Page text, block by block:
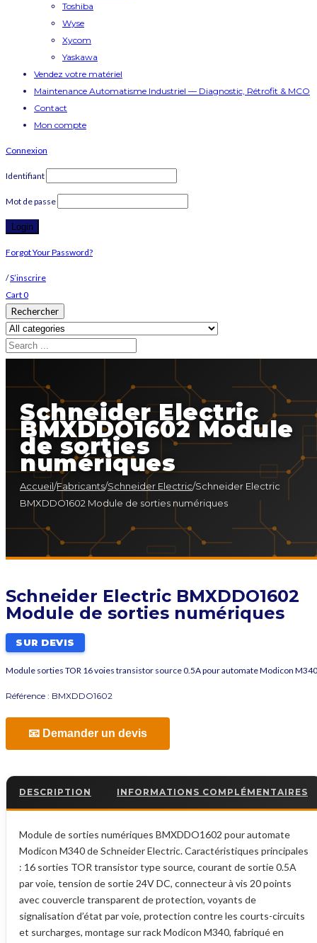
Toshiba
Wyse
Xycom
Yaskawa
Vendez votre matériel
Maintenance Automatisme Industriel — Diagnostic, Rétrofit & MCO
Contact
Mon compte
Connexion
Identifiant
Mot de passe
Forgot Your Password?
/S’inscrire
Cart0
Rechercher
Schneider Electric
BMXDDO1602 Module
de sorties
numériques
Accueil/Fabricants/Schneider Electric/Schneider Electric
BMXDDO1602 Module de sorties numériques
Schneider Electric BMXDDO1602
Module de sorties numériques
SUR DEVIS
Module sorties TOR 16 voies transistor source 0.5A pour automate Modicon M340
Référence : BMXDDO1602
📧 Demander un devis
DESCRIPTION INFORMATIONS COMPLÉMENTAIRES
Module de sorties numériques BMXDDO1602 pour automate
Modicon M340 de Schneider Electric. Caractéristiques principales
: 16 sorties TOR transistor type source, courant de sortie 0.5A
par voie, tension de sortie 24V DC, connecteur à vis 20 points
avec couvercle transparent de protection, voyants de
signalisation d’état par voie, protection contre les courts-circuits
et surcharges, montage sur rack Modicon M340, fabriqué en